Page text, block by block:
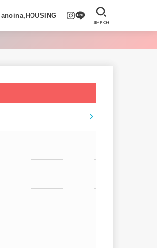
anoina,HOUSING
SEARCH